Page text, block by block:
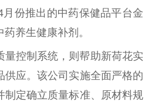
月份推出的中药保健品平台金
养生健康补剂。
量控制系统，则帮助新荷花实
供应。该公司实施全面严格的
制定确立质量标准、原材料规